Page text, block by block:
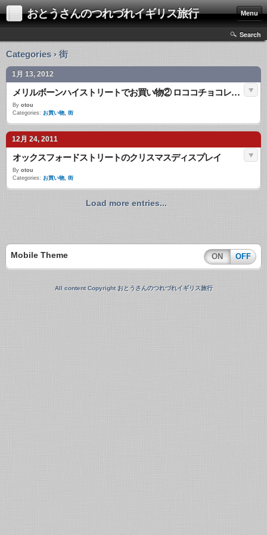
おとうさんのつれづれイギリス旅行 Menu
Search
Categories › 街
1月 13, 2012
メリルボーンハイストリートでお買い物② ロココチョコレート
By otou
Categories: お買い物, 街
12月 24, 2011
オックスフォードストリートのクリスマスディスプレイ
By otou
Categories: お買い物, 街
Load more entries...
Mobile Theme ON OFF
All content Copyright おとうさんのつれづれイギリス旅行